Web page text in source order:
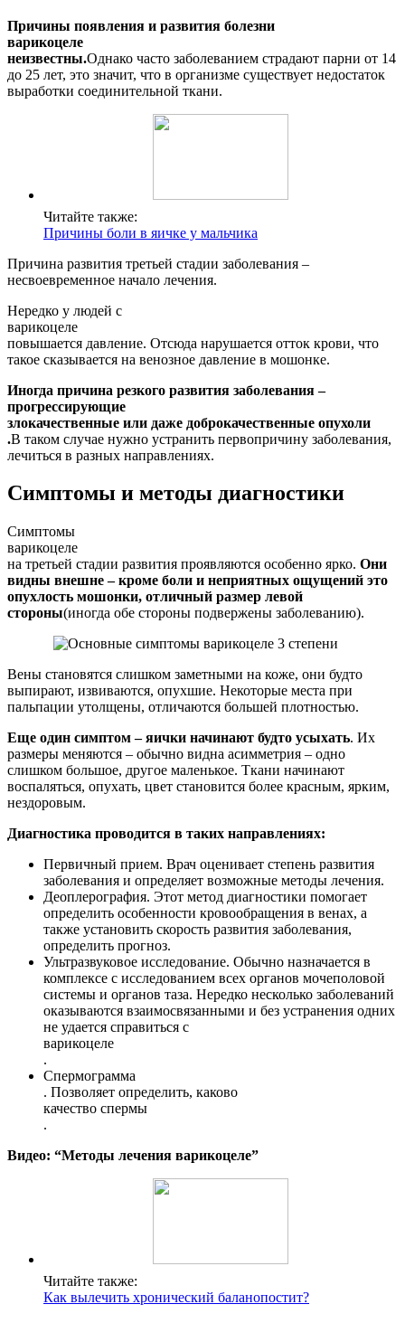
Причины появления и развития болезни
варикоцеле
неизвестны.Однако часто заболеванием страдают парни от 14
до 25 лет, это значит, что в организме существует недостаток
выработки соединительной ткани.
Читайте также:
Причины боли в яичке у мальчика
Причина развития третьей стадии заболевания –
несвоевременное начало лечения.
Нередко у людей с
варикоцеле
повышается давление. Отсюда нарушается отток крови, что
такое сказывается на венозное давление в мошонке.
Иногда причина резкого развития заболевания –
прогрессирующие
злокачественные или даже доброкачественные опухоли
.В таком случае нужно устранить первопричину заболевания,
лечиться в разных направлениях.
Симптомы и методы диагностики
Симптомы
варикоцеле
на третьей стадии развития проявляются особенно ярко. Они
видны внешне – кроме боли и неприятных ощущений это
опухлость мошонки, отличный размер левой
стороны(иногда обе стороны подвержены заболеванию).
Вены становятся слишком заметными на коже, они будто
выпирают, извиваются, опухшие. Некоторые места при
пальпации утолщены, отличаются большей плотностью.
Еще один симптом – яички начинают будто усыхать. Их
размеры меняются – обычно видна асимметрия – одно
слишком большое, другое маленькое. Ткани начинают
воспаляться, опухать, цвет становится более красным, ярким,
нездоровым.
Диагностика проводится в таких направлениях:
Первичный прием. Врач оценивает степень развития
заболевания и определяет возможные методы лечения.
Деоплерография. Этот метод диагностики помогает
определить особенности кровообращения в венах, а
также установить скорость развития заболевания,
определить прогноз.
Ультразвуковое исследование. Обычно назначается в
комплексе с исследованием всех органов мочеполовой
системы и органов таза. Нередко несколько заболеваний
оказываются взаимосвязанными и без устранения одних
не удается справиться с
варикоцеле
.
Спермограмма
. Позволяет определить, каково
качество спермы
.
Видео: “Методы лечения варикоцеле”
Читайте также:
Как вылечить хронический баланопостит?